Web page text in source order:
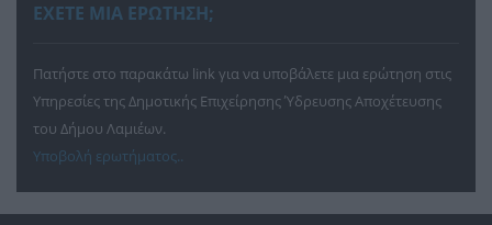
ΕΧΕΤΕ ΜΙΑ ΕΡΩΤΗΣΗ;
Πατήστε στο παρακάτω link για να υποβάλετε μια ερώτηση στις
Υπηρεσίες της Δημοτικής Επιχείρησης Ύδρευσης Αποχέτευσης
του Δήμου Λαμιέων.
Υποβολή ερωτήματος..